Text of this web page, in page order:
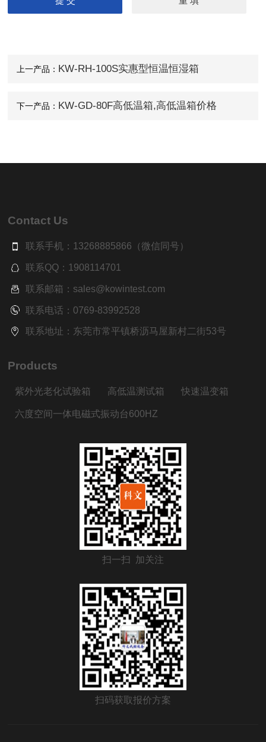
上一产品： KW-RH-100S实惠型恒温恒湿箱
下一产品： KW-GD-80F高低温箱,高低温箱价格
Contact Us
联系手机：13268885866（微信同号）
联系QQ：1908114701
联系邮箱：sales@kowintest.com
联系电话：0769-83992528
联系地址：东莞市常平镇桥沥马屋新村二街53号
Products
紫外光老化试验箱 高低温测试箱 快速温变箱
六度空间一体电磁式振动台600HZ
扫一扫 加关注
扫码获取报价方案